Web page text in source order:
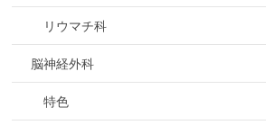
リウマチ科
脳神経外科
特色